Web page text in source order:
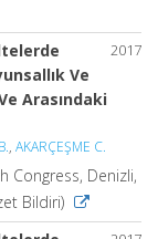
2017
Ve
Arasındaki
, AKARÇEŞME C.
Congress, Denizli,
Bildiri)